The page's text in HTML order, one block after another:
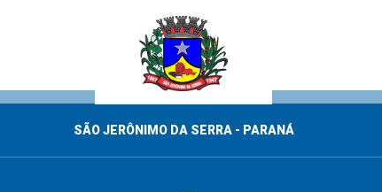
SÃO JERÔNIMO DA SERRA - PARANÁ